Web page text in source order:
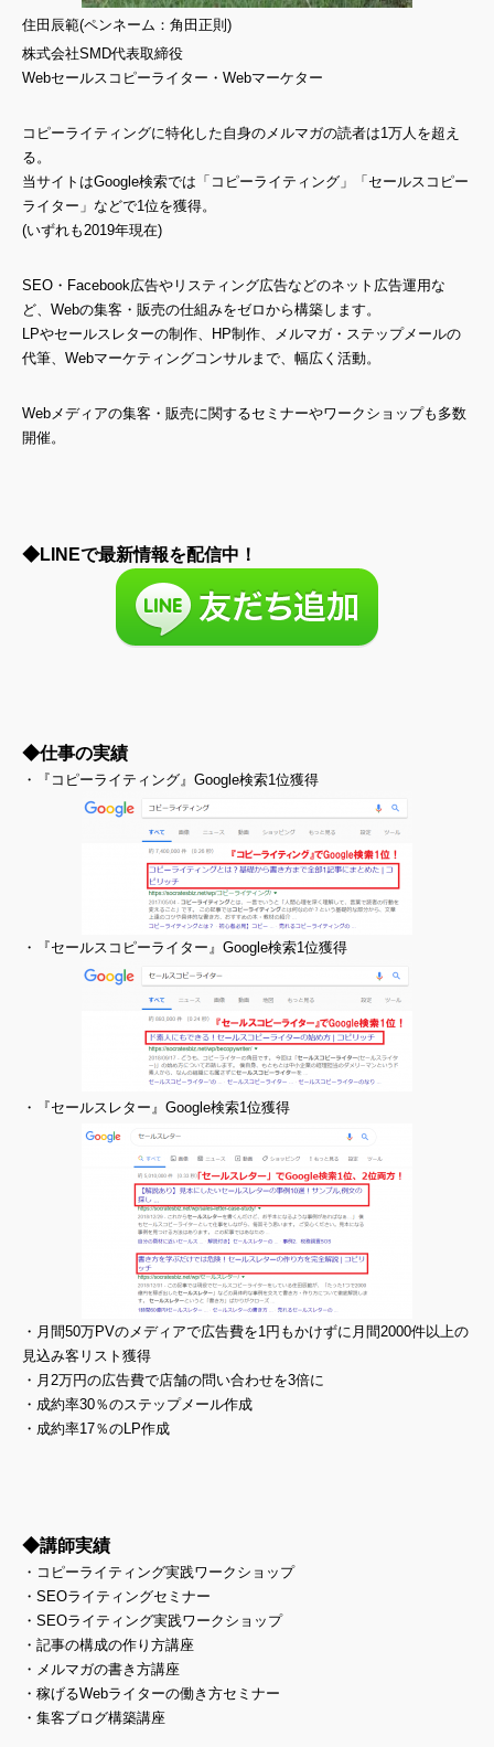
住田辰範(ペンネーム：角田正則)
株式会社SMD代表取締役
Webセールスコピーライター・Webマーケター
コピーライティングに特化した自身のメルマガの読者は1万人を超え
る。
当サイトはGoogle検索では「コピーライティング」「セールスコピー
ライター」などで1位を獲得。
(いずれも2019年現在)
SEO・Facebook広告やリスティング広告などのネット広告運用な
ど、Webの集客・販売の仕組みをゼロから構築します。
LPやセールスレターの制作、HP制作、メルマガ・ステップメールの
代筆、Webマーケティングコンサルまで、幅広く活動。
Webメディアの集客・販売に関するセミナーやワークショップも多数
開催。
◆LINEで最新情報を配信中！
◆仕事の実績
・『コピーライティング』Google検索1位獲得
・『セールスコピーライター』Google検索1位獲得
・『セールスレター』Google検索1位獲得
・月間50万PVのメディアで広告費を1円もかけずに月間2000件以上の
見込み客リスト獲得
・月2万円の広告費で店舗の問い合わせを3倍に
・成約率30％のステップメール作成
・成約率17％のLP作成
◆講師実績
・コピーライティング実践ワークショップ
・SEOライティングセミナー
・SEOライティング実践ワークショップ
・記事の構成の作り方講座
・メルマガの書き方講座
・稼げるWebライターの働き方セミナー
・集客ブログ構築講座